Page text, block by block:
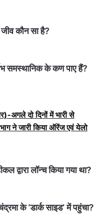
कौन सा है?
समस्थानिक के कण पाए हैं?
अगले दो दिनों में भारी से
ने जारी किया ऑरेंज एवं येलो
द्वारा लॉन्च किया गया था?
के ‘डार्क साइड’ में पहुंचा?